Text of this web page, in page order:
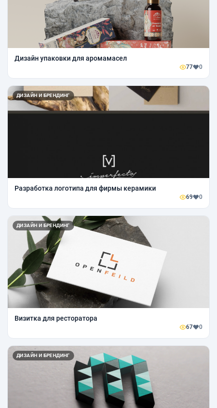
Дизайн упаковки для аромамасел
77 0
ДИЗАЙН И БРЕНДИНГ
Разработка логотипа для фирмы керамики
69 0
ДИЗАЙН И БРЕНДИНГ
Визитка для ресторатора
67 0
ДИЗАЙН И БРЕНДИНГ